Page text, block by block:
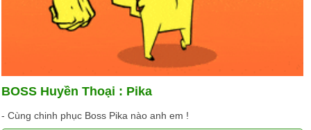
BOSS Huyền Thoại : Pika
- Cùng chinh phục Boss Pika nào anh em !